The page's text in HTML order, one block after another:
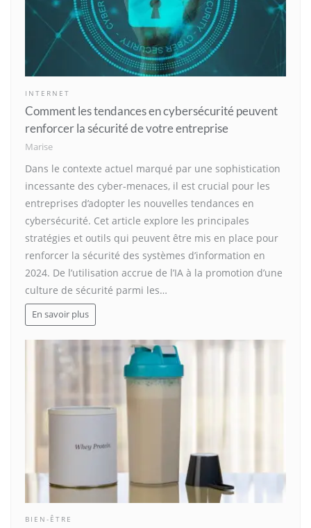
INTERNET
Comment les tendances en cybersécurité peuvent
renforcer la sécurité de votre entreprise
Marise
Dans le contexte actuel marqué par une sophistication
incessante des cyber-menaces, il est crucial pour les
entreprises d’adopter les nouvelles tendances en
cybersécurité. Cet article explore les principales
stratégies et outils qui peuvent être mis en place pour
renforcer la sécurité des systèmes d’information en
2024. De l’utilisation accrue de l’IA à la promotion d’une
culture de sécurité parmi les…
En savoir plus
BIEN-ÊTRE